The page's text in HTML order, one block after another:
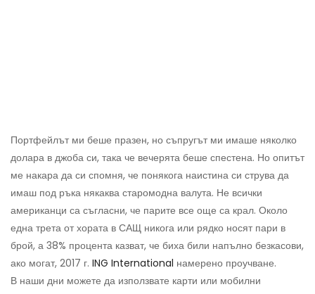
Портфейлът ми беше празен, но съпругът ми имаше няколко
долара в джоба си, така че вечерята беше спестена. Но опитът
ме накара да си спомня, че понякога наистина си струва да
имаш под ръка някаква старомодна валута. Не всички
американци са съгласни, че парите все още са крал. Около
една трета от хората в САЩ никога или рядко носят пари в
брой, а 38% процента казват, че биха били напълно безкасови,
ако могат, 2017 г. ING International намерено проучване.
В наши дни можете да използвате карти или мобилни